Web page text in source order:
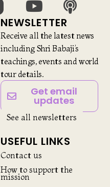
NEWSLETTER
Receive all the latest news
including Shri Babaji’s
teachings, events and world
tour details.
Get email
updates
See all newsletters
USEFUL LINKS
Contact us
How to support the
mission